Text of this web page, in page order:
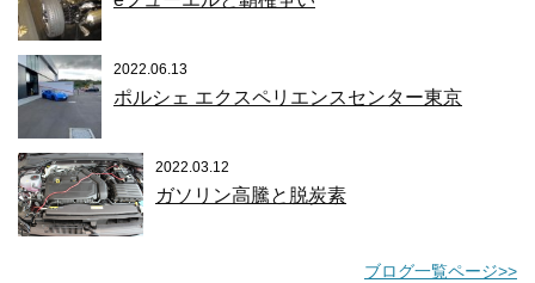
2022.06.13
ポルシェ エクスペリエンスセンター東京
2022.03.12
ガソリン高騰と脱炭素
ブログ一覧ページ>>